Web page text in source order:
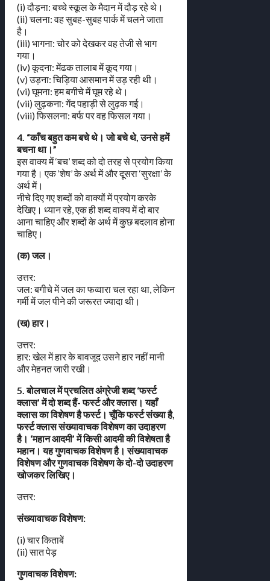
(i) दौड़ना: बच्चे स्कूल के मैदान में दौड़ रहे थे।
(ii) चलना: वह सुबह-सुबह पार्क में चलने जाता
है।
(iii) भागना: चोर को देखकर वह तेजी से भाग
गया।
(iv) कूदना: मेंढक तालाब में कूद गया।
(v) उड़ना: चिड़िया आसमान में उड़ रही थी।
(vi) घूमना: हम बगीचे में घूम रहे थे।
(vii) लुढ़कना: गेंद पहाड़ी से लुढ़क गई।
(viii) फिसलना: बर्फ पर वह फिसल गया।
4. “काँच बहुत कम बचे थे। जो बचे थे, उनसे हमें
बचना था।”
इस वाक्य में ‘बच’ शब्द को दो तरह से प्रयोग किया
गया है। एक ‘शेष’ के अर्थ में और दूसरा ‘सुरक्षा’ के
अर्थ में।
नीचे दिए गए शब्दों को वाक्यों में प्रयोग करके
देखिए। ध्यान रहे, एक ही शब्द वाक्य में दो बार
आना चाहिए और शब्दों के अर्थ में कुछ बदलाव होना
चाहिए।
(क) जल।
उत्तर:
जल: बगीचे में जल का फव्वारा चल रहा था, लेकिन
गर्मी में जल पीने की जरूरत ज्यादा थी।
(ख) हार।
उत्तर:
हार: खेल में हार के बावजूद उसने हार नहीं मानी
और मेहनत जारी रखी।
5. बोलचाल में प्रचलित अंग्रेजी शब्द ‘फर्स्ट
क्लास’ में दो शब्द हैं- फर्स्ट और क्लास। यहाँ
क्लास का विशेषण है फर्स्ट। चूँकि फर्स्ट संख्या है,
फर्स्ट क्लास संख्यावाचक विशेषण का उदाहरण
है। ‘महान आदमी’ में किसी आदमी की विशेषता है
महान। यह गुणवाचक विशेषण है। संख्यावाचक
विशेषण और गुणवाचक विशेषण के दो-दो उदाहरण
खोजकर लिखिए।
उत्तर:
संख्यावाचक विशेषण:
(i) चार किताबें
(ii) सात पेड़
गुणवाचक विशेषण: